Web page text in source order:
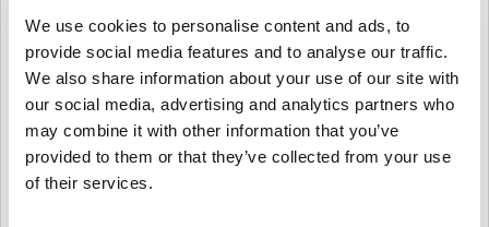
We use cookies to personalise content and ads, to
provide social media features and to analyse our traffic.
We also share information about your use of our site with
our social media, advertising and analytics partners who
may combine it with other information that you’ve
provided to them or that they’ve collected from your use
of their services.
Jak uplatnit kartu PSN 20 EUR – PlayStation Network
1️⃣ Přihlaste se ke svému účtu PSN – Přístup přes konzoli nebo web
PlayStation Store.
2️⃣ Přejděte na ‘Uplatnit kódy’ – Najdete jej v nabídce obchodu
PlayStation Store.
3️⃣ Zadejte svůj digitální kód – Zadejte 12místný kód, který obdržíte
po nákupu.
4️⃣ Užijte si své nové prostředky – Okamžitě přidáno do vaší